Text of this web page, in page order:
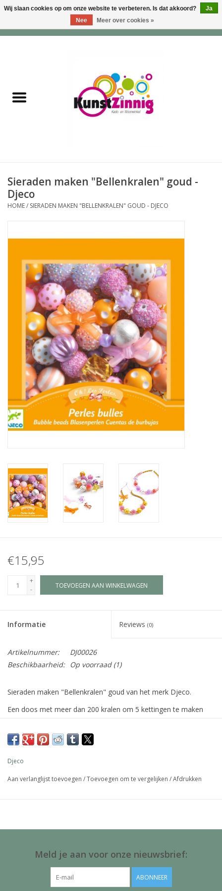
Wonen & Lifestyle
Tassen & Portemonnees
Cadeauboeken
Stationery & Gifts
Sieraden
Hebbedingen
Thee, Koffie & wat Lekkers
Wenskaarten
Brievenbus Kadootjes
Kadobonnen
Merken
Sieraden maken "Bellenkralen" goud -
Djeco
HOME/ SIERADEN MAKEN "BELLENKRALEN" GOUD - DJECO
€15,95
+
-
TOEVOEGEN AAN WINKELWAGEN
Informatie Reviews (0)
Artikelnummer:
DJ00026
Beschikbaarheid:
Op voorraad(1)
Sieraden maken "Bellenkralen" goud van het merk Djeco.
Een doos met meer dan 200 kralen om 5 kettingen te maken
voor een harmonieus resultaat. Ze zullen met veel plezier
gedragen worden door klein en groot!
Djeco
Aan verlanglijst toevoegen /Toevoegen om te vergelijken /Afdrukken
Meld je aan voor onze nieuwsbrief:
ABONNEER
Wij slaan cookies op om onze website te verbeteren. Is dat akkoord?
Ja
Nee
Meer over cookies »